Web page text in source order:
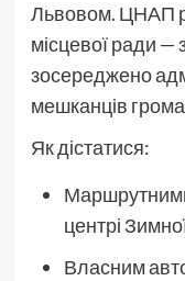
Львовом. ЦНАП
місцевої ради —
зосереджено
мешканців
Як дістатися:
Маршрутними
центрі
Власним